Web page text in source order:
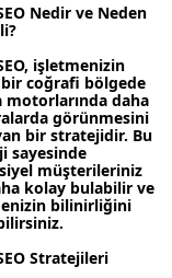
Nedir ve Neden
işletmenizin
coğrafi bölgede
motorlarında daha
görünmesini
bir stratejidir. Bu
sayesinde
müşterileriniz
kolay bulabilir ve
bilinirliğini
Stratejileri